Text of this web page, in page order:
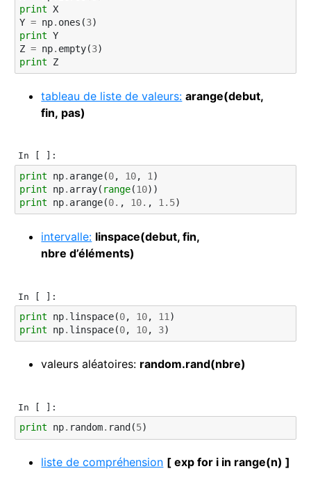
print X
Y = np. ones (3)
print Y
Z = np. empty(3)
print
Z
tableau de liste de valeurs: arange(debut,
fin, pas)
In [ ]:
print np. arange(0, 10, 1 )
print
np. array( range(10))
print
np. arange(0. , 10. , 1.5)
intervalle: linspace(debut, fin,
nbre d’éléments)
In [ ]:
print np. linspace(0, 10, 11 )
print
np. linspace(0, 10, 3)
valeurs aléatoires: random.rand(nbre)
In [ ]:
print np. random. rand (5)
liste de compréhension [ exp for i in range(n) ]